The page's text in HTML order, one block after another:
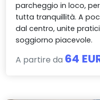
parcheggio in loco,
tutta tranquillità. A
dal centro, unite
soggiorno piacevole.
A partire da 64